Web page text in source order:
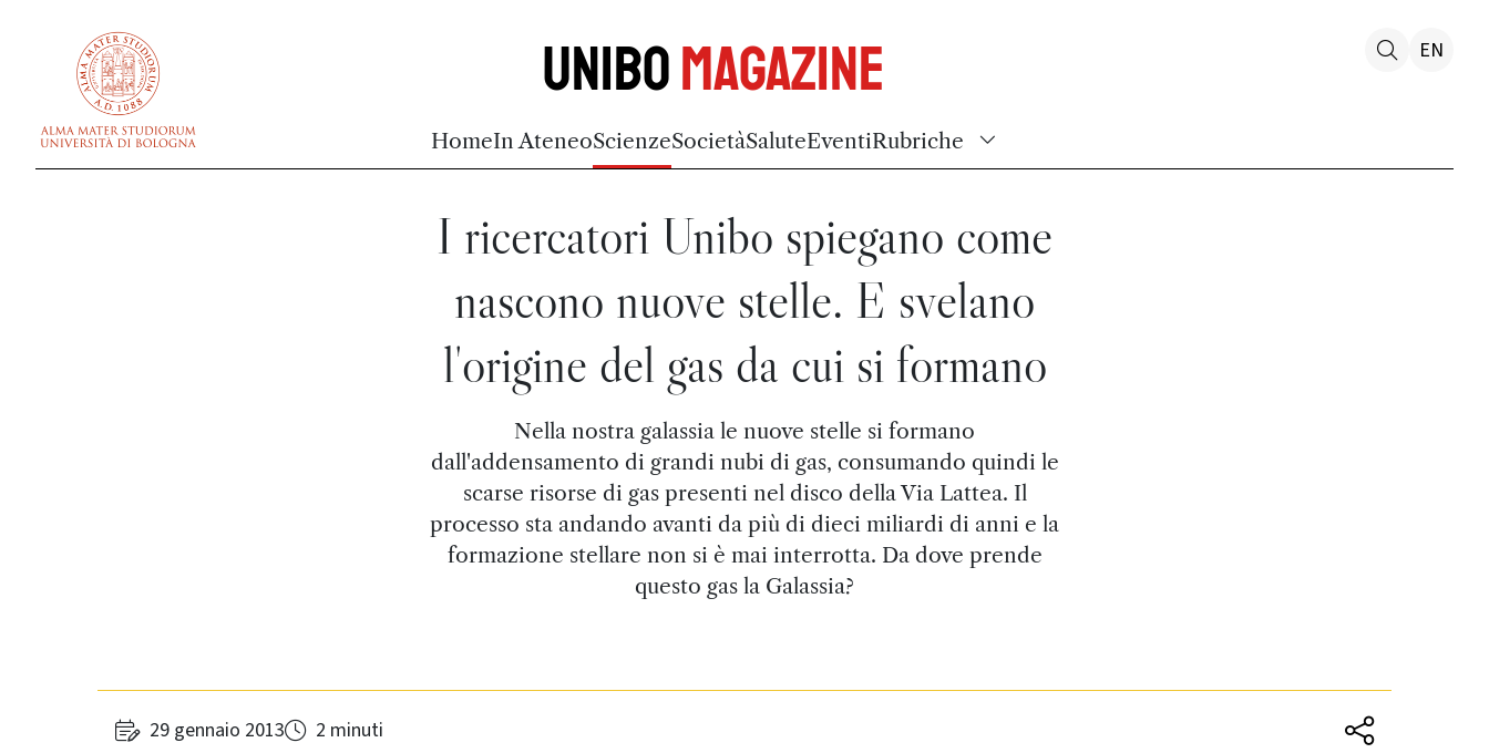
UniboMagazine
HomeIn AteneoScienzeSocietàSaluteEventiRubriche
EN
I ricercatori Unibo spiegano come
nascono nuove stelle. E svelano
l'origine del gas da cui si formano
Nella nostra galassia le nuove stelle si formano
dall'addensamento di grandi nubi di gas, consumando quindi le
scarse risorse di gas presenti nel disco della Via Lattea. Il
processo sta andando avanti da più di dieci miliardi di anni e la
formazione stellare non si è mai interrotta. Da dove prende
questo gas la Galassia?
29 gennaio 2013 2 minuti